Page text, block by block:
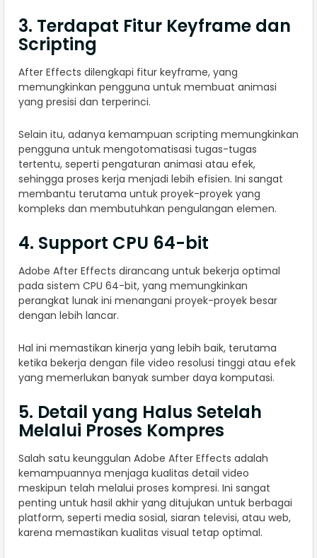
3. Terdapat Fitur Keyframe dan
Scripting
After Effects dilengkapi fitur keyframe, yang
memungkinkan pengguna untuk membuat animasi
yang presisi dan terperinci.
Selain itu, adanya kemampuan scripting memungkinkan
pengguna untuk mengotomatisasi tugas-tugas
tertentu, seperti pengaturan animasi atau efek,
sehingga proses kerja menjadi lebih efisien. Ini sangat
membantu terutama untuk proyek-proyek yang
kompleks dan membutuhkan pengulangan elemen.
4. Support CPU 64-bit
Adobe After Effects dirancang untuk bekerja optimal
pada sistem CPU 64-bit, yang memungkinkan
perangkat lunak ini menangani proyek-proyek besar
dengan lebih lancar.
Hal ini memastikan kinerja yang lebih baik, terutama
ketika bekerja dengan file video resolusi tinggi atau efek
yang memerlukan banyak sumber daya komputasi.
5. Detail yang Halus Setelah
Melalui Proses Kompres
Salah satu keunggulan Adobe After Effects adalah
kemampuannya menjaga kualitas detail video
meskipun telah melalui proses kompresi. Ini sangat
penting untuk hasil akhir yang ditujukan untuk berbagai
platform, seperti media sosial, siaran televisi, atau web,
karena memastikan kualitas visual tetap optimal.